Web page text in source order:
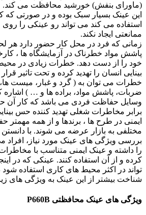
(ماورای بنفش) خورشید محافظت می‌ کند.
این عینک بسیار سبک بوده و در صورتی که
استفاده می کند می تواند رو عینکی را
ممانعتی ایجاد نکند.
زمانی که فرد در محل کار حضور دارد هر
پاشش مواد خطرناک در آزمایشگاه ها ،
خود را از دست دهد. خطرات زیادی در
بینایی انسان را تهدید کرده و تحت تاثیر
خطرات می توان به ( گرد و غبار، میست
ضربات، پاشش مواد، براده ها و … ) اشاره
وسایل حفاظت فردی می باشد که کار آن
برابر مخاطرات شغلی تهدید کننده حس
ایمنی در طرح ها ، برندها و از همه مهمتر
مختلفی به بازار عرضه می شوند. با
بررسی ویژگی های عینک مورد نیاز، افراد می
را داشته و عینک ایمنی متناسب با
کرده و از آن استفاده کنند. عینکی که در
تواند در اکثر محیط های کاری استفاده شود
شناخت بیشتر از این عینک به ویژگی های
ویژگی های عینک محافظتی P660B